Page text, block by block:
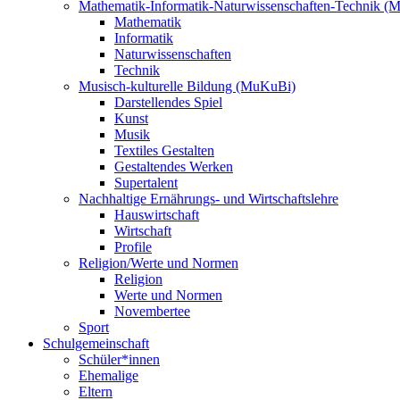
Mathematik-Informatik-Naturwissenschaften-Technik
Mathematik
Informatik
Naturwissenschaften
Technik
Musisch-kulturelle Bildung (MuKuBi)
Darstellendes Spiel
Kunst
Musik
Textiles Gestalten
Gestaltendes Werken
Supertalent
Nachhaltige Ernährungs- und Wirtschaftslehre
Hauswirtschaft
Wirtschaft
Profile
Religion/Werte und Normen
Religion
Werte und Normen
Novembertee
Sport
Schulgemeinschaft
Schüler*innen
Ehemalige
Eltern